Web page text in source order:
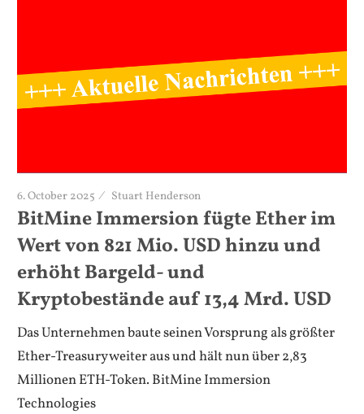
6. October 2025 Stuart Henderson
BitMine Immersion fügte Ether im
Wert von 821 Mio. USD hinzu und
erhöht Bargeld- und
Kryptobestände auf 13,4 Mrd. USD
Das Unternehmen baute seinen Vorsprung als größter
Ether-Treasury weiter aus und hält nun über 2,83
Millionen ETH-Token. BitMine Immersion
Technologies